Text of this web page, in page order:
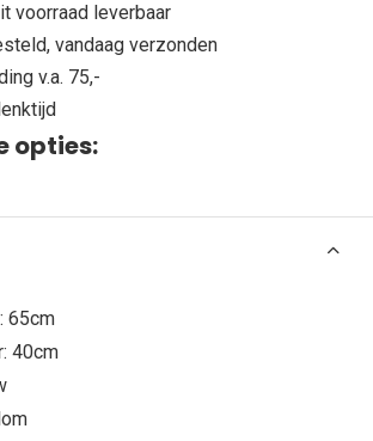
voorraad leverbaar
vandaag verzonden
v.a. 75,-
opties:
65cm
40cm